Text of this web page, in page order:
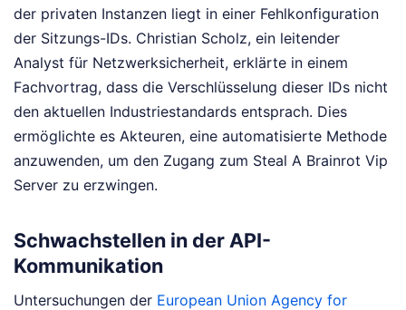
der privaten Instanzen liegt in einer Fehlkonfiguration
der Sitzungs-IDs. Christian Scholz, ein leitender
Analyst für Netzwerksicherheit, erklärte in einem
Fachvortrag, dass die Verschlüsselung dieser IDs nicht
den aktuellen Industriestandards entsprach. Dies
ermöglichte es Akteuren, eine automatisierte Methode
anzuwenden, um den Zugang zum Steal A Brainrot Vip
Server zu erzwingen.
Schwachstellen in der API-
Kommunikation
Untersuchungen der European Union Agency for